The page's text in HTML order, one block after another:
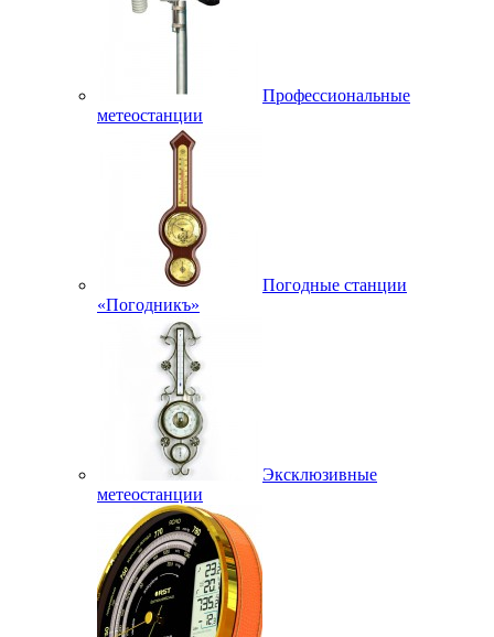
Профессиональные
метеостанции
Погодные станции
«Погодникъ»
Эксклюзивные
метеостанции